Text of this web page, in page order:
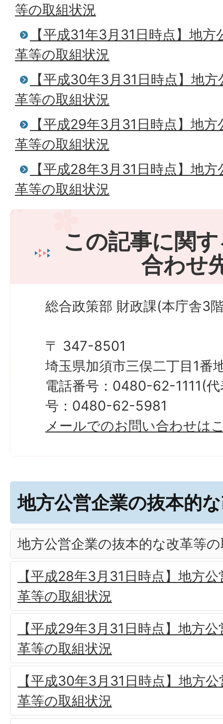
等の取組状況
【平成31年3月31日時点】地
革等の取組状況
【平成30年3月31日時点】地
革等の取組状況
【平成29年3月31日時点】地
革等の取組状況
【平成28年3月31日時点】地
革等の取組状況
この記事に関
合わせ
総合政策部 財政課(本庁舎3
〒 347-8501
埼玉県加須市三俣二丁目1番
電話番号：0480-62-1111(
号：0480-62-5981
メールでのお問い合わせは
地方公営企業の抜本的
地方公営企業の抜本的な改革等
【平成28年3月31日時点】地方
革等の取組状況
【平成29年3月31日時点】地方
革等の取組状況
【平成30年3月31日時点】地方
革等の取組状況